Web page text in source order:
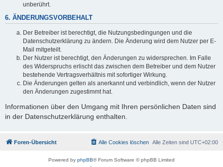
unberührt.
6. ÄNDERUNGSVORBEHALT
Der Betreiber ist berechtigt, die Nutzungsbedingungen und die
Datenschutzerklärung zu ändern. Die Änderung wird dem Nutzer per E-
Mail mitgeteilt.
Der Nutzer ist berechtigt, den Änderungen zu widersprechen. Im Falle
des Widerspruchs erlischt das zwischen dem Betreiber und dem Nutzer
bestehende Vertragsverhältnis mit sofortiger Wirkung.
Die Änderungen gelten als anerkannt und verbindlich, wenn der Nutzer
den Änderungen zugestimmt hat.
Informationen über den Umgang mit Ihren persönlichen Daten sind
in der Datenschutzerklärung enthalten.
Foren-Übersicht Alle Zeiten sind UTC+02:00
Alle Cookies löschen
Powered by phpBB® Forum Software © phpBB Limited